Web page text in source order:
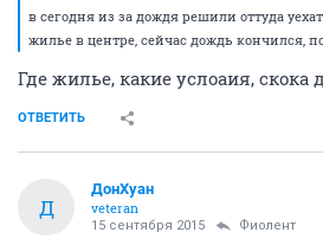
в сегодня из за дождя решили оттуда
жилье в центре, сейчас дождь кончился,
Где жилье, какие услоаия, скока
ОТВЕТИТЬ
Д
ДонХуан
veteran
15 сентября 2015 Фиолент